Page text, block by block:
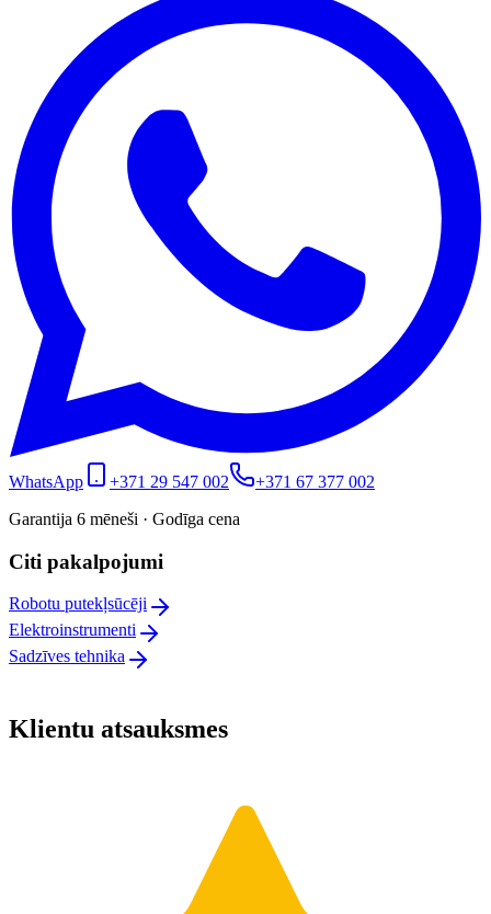
WhatsApp +371 29 547 002
+371 67 377 002
Garantija 6 mēneši · Godīga cena
Citi pakalpojumi
Robotu putekļsūcēji
Elektroinstrumenti
Sadzīves tehnika
Klientu atsauksmes